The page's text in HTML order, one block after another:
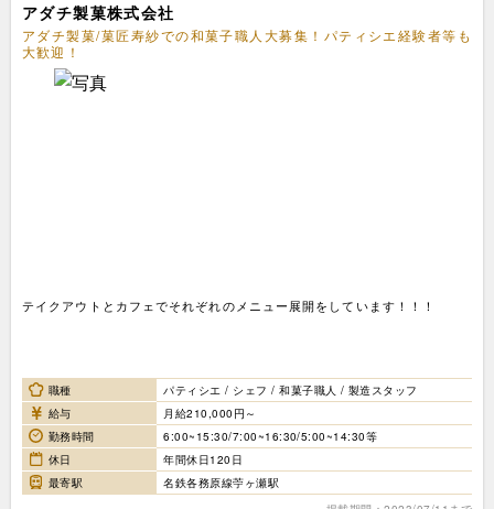
アダチ製菓株式会社
アダチ製菓/菓匠寿紗での和菓子職人大募集！パティシエ経験者等も
大歓迎！
テイクアウトとカフェでそれぞれのメニュー展開をしています！！！
職種
パティシエ / シェフ / 和菓子職人 / 製造スタッフ
給与
月給210,000円～
勤務時間
6:00~15:30/7:00~16:30/5:00~14:30等
休日
年間休日120日
最寄駅
名鉄各務原線苧ヶ瀬駅